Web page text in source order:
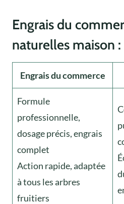
Engrais du
naturelles maison
Engrais du commerce
Formule
professionnelle,
dosage précis, engrais
complet
Action rapide, adaptée
à tous les arbres
fruitiers